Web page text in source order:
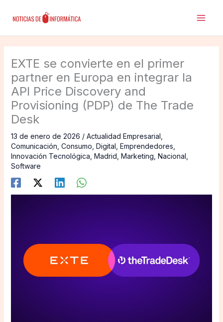
EXTE se convierte en el primer
partner en Europa en integrar la
API Price Discovery and
Provisioning (PDP) de The Trade
Desk
13 de enero de 2026 / Actualidad Empresarial
Comunicación Consumo Digital Emprendedores
Innovación Tecnológica Madrid Marketing Nacional
Software